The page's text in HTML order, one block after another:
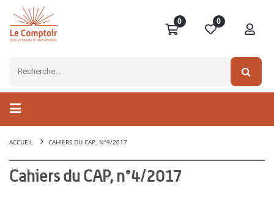
0 0
ACCUEIL CAHIERS DU CAP, N°4/2017
Cahiers du CAP, n°4/2017